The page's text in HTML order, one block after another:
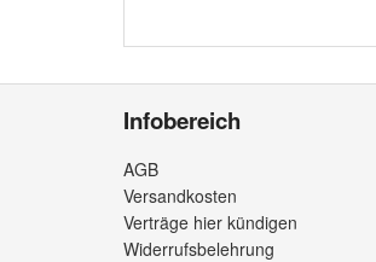
Infobereich
AGB
Versandkosten
Verträge hier kündigen
Widerrufsbelehrung